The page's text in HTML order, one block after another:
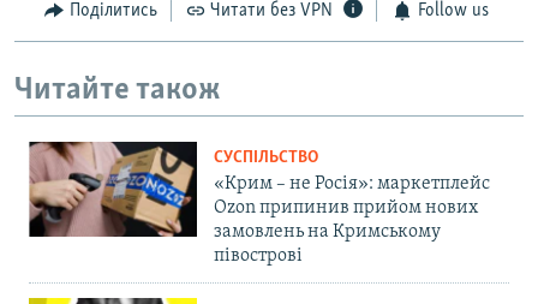
Поділитись Читати без VPN Follow us
Читайте також
СУСПІЛЬСТВО
«Крим – не Росія»: маркетплейс
Ozon припинив прийом нових
замовлень на Кримському
півострові